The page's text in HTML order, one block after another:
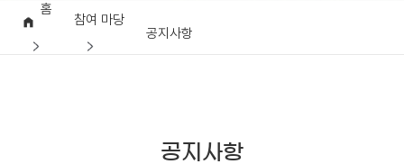
홈
참여 마당
공지사항
공지사항